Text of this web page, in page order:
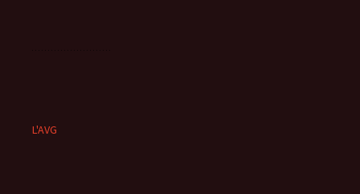
L'AVG